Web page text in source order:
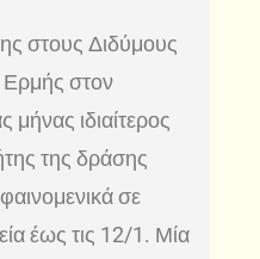
στους Διδύμους
Ερμής στον
ιδιαίτερος
της δράσης
σε
έως τις 12/1. Μία